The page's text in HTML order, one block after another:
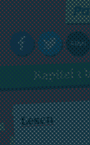
Kapitel 1
Lesen